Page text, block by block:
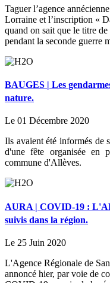
Taguer l’agence
Lorraine et l’inscription «
quand on sait que le titre de
pendant la seconde guerre
BAUGES | Les
nature.
Le 01 Décembre 2020
Ils avaient été informés de
d'une fête organisée en
commune d'Allèves.
AURA | COVID-19 :
suivis dans la région.
Le 25 Juin 2020
L'Agence Régionale de
annoncé hier, par voie de